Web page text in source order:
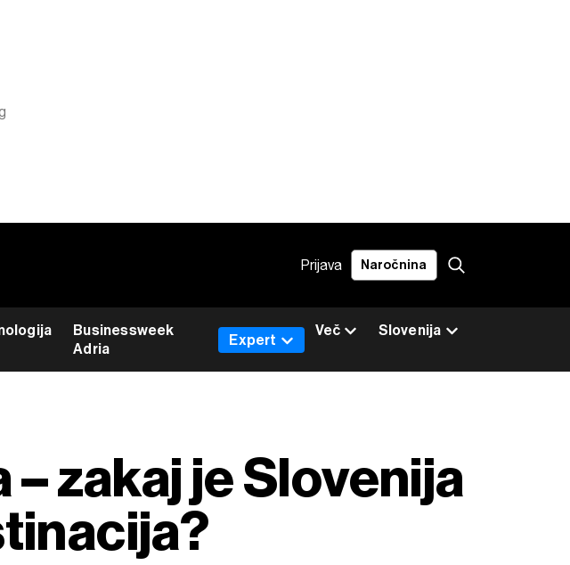
Prijava Naročnina
Businessweek
Adria
Slovenija
Expert
Več
zakaj je Slovenija